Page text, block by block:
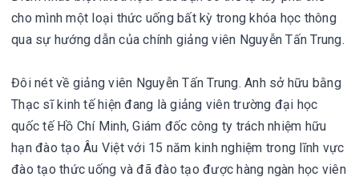
cho mình một loại thức uống bất kỳ trong khóa học thông
qua sự hướng dẫn của chính giảng viên Nguyễn Tấn Trung.
Đôi nét về giảng viên Nguyễn Tấn Trung. Anh sở hữu bằng
Thạc sĩ kinh tế hiện đang là giảng viên trường đại học
quốc tế Hồ Chí Minh, Giám đốc công ty trách nhiệm hữu
hạn đào tạo Âu Việt với 15 năm kinh nghiệm trong lĩnh vực
đào tạo thức uống và đã đào tạo được hàng ngàn học viên